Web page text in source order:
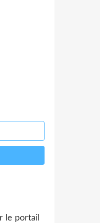
le portail